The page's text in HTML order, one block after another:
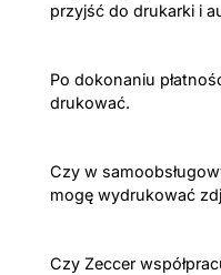
przyjść do drukarki i
Po dokonaniu
drukować.
Czy w
mogę wydrukować
Czy Zeccer